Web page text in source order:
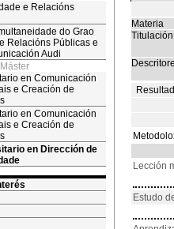
e Relacións
do Grao
Relacións Públicas e
Audi
Máster
en Comunicación
e Creación de
en Comunicación
e Creación de
en Dirección de
Materia
Titulación
Lección
Estudo